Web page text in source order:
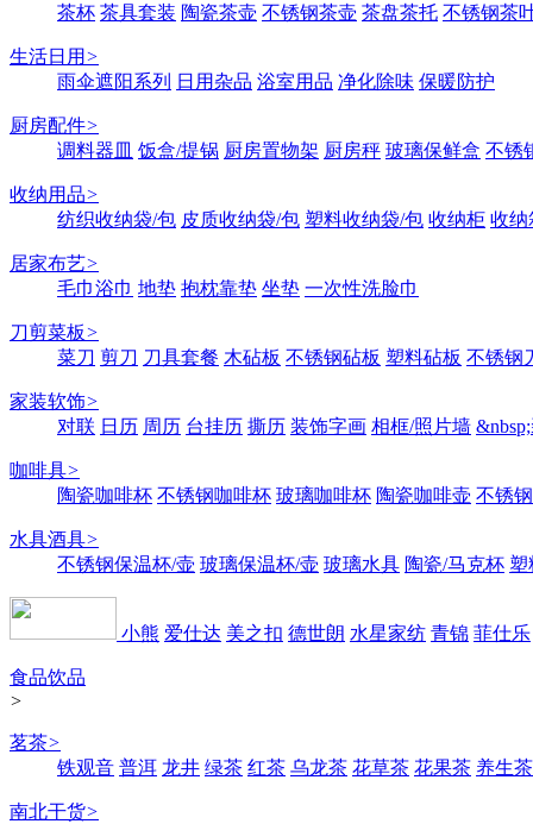
茶杯 茶具套装 陶瓷茶壶 不锈钢茶壶 茶盘茶托 不锈钢茶
生活日用 >
雨伞遮阳系列
日用杂品 浴室用品 净化除味 保暖防护
厨房配件>
调料器皿 饭盒/提锅 厨房置物架 厨房秤 玻璃保鲜盒 不锈
收纳用品>
纺织收纳袋/包 皮质收纳袋/包 塑料收纳袋/包 收纳柜 收纳
居家布艺>
毛巾浴巾 地垫 抱枕靠垫 坐垫 一次性洗脸巾
刀剪菜板>
菜刀 剪刀 刀具套餐 木砧板 不锈钢砧板 塑料砧板 不锈钢
家装软饰>
对联 日历 周历 台挂历 撕历 装饰字画 相框/照片墙
咖啡具>
陶瓷咖啡杯 不锈钢咖啡杯 玻璃咖啡杯 陶瓷咖啡壶 不锈
水具酒具>
不锈钢保温杯/壶 玻璃保温杯/壶 玻璃水具 陶瓷/马克杯 塑
小熊 爱仕达 美之扣 德世朗 水星家纺 青锦 菲仕乐
食品饮品
>
茗茶>
铁观音 普洱 龙井 绿茶 红茶 乌龙茶 花草茶 花果茶 养生茶
南北干货>